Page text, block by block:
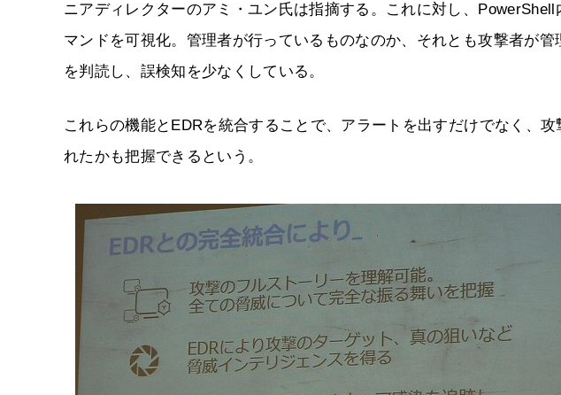
ニアディレクターのアミ・ユン氏は指摘する。これに対し、
マンドを可視化。管理者が行っているものなのか、それとも攻撃者が
を判読し、誤検知を少なくしている。
これらの機能とEDRを統合することで、アラートを出すだけでなく、
れたかも把握できるという。